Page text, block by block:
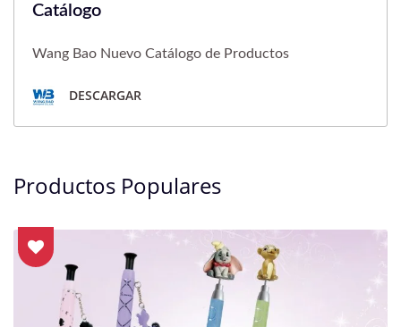
Catálogo
Wang Bao Nuevo Catálogo de Productos
DESCARGAR
Productos Populares